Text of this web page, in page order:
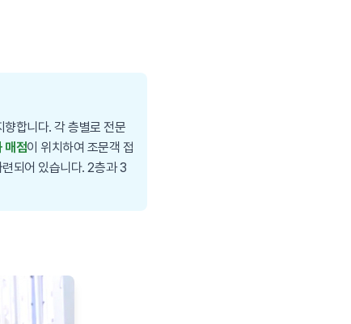
합니다. 각 층별로 전문
매점이 위치하여 조문객 접
련되어 있습니다. 2층과 3